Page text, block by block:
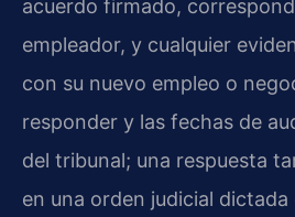
acuerdo firmado,
empleador, y cualquier
con su nuevo empleo o
responder y las fechas de
del tribunal; una respuesta
en una orden judicial dictada